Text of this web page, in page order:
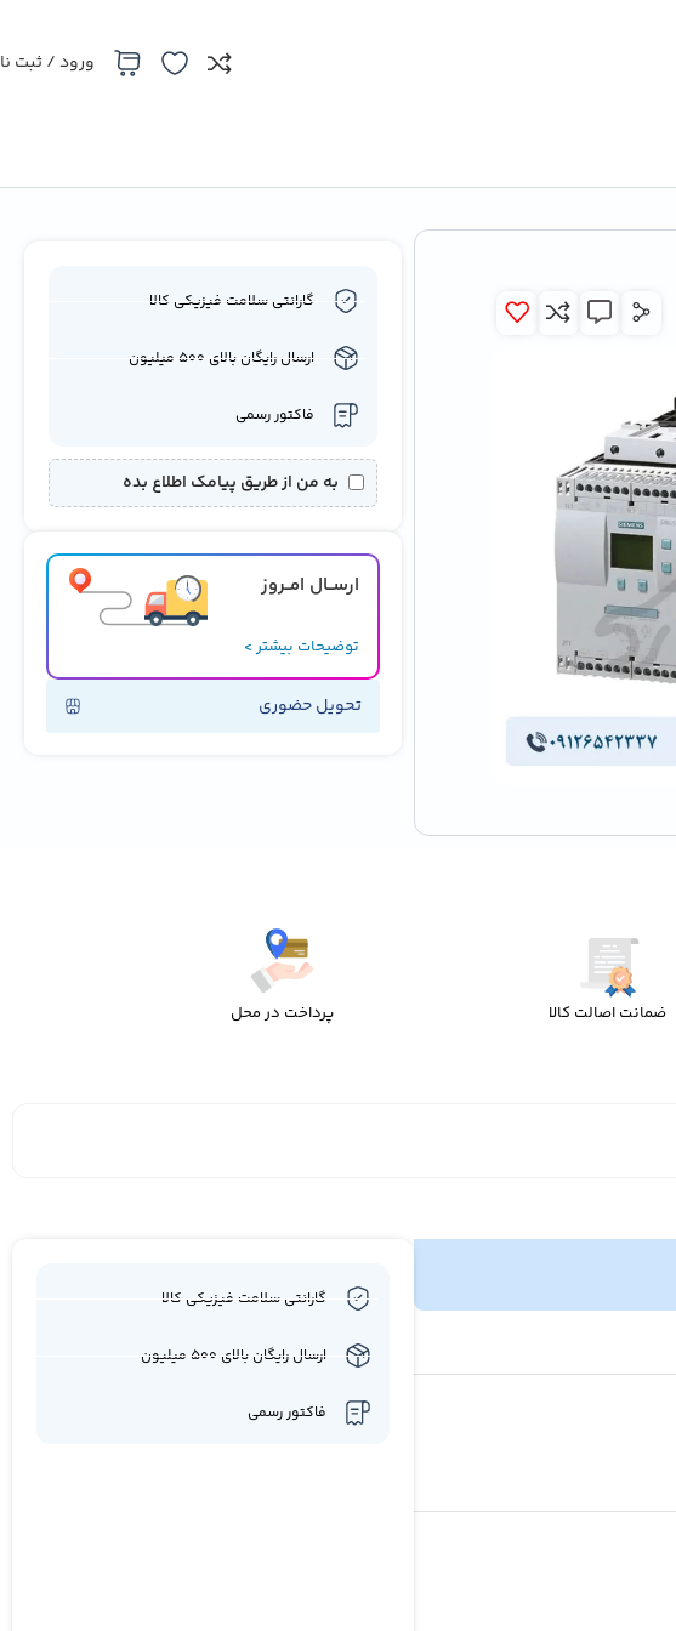
ورود / ثبت
گارانتی سلامت فیزیکی کالا
ارسال رایگان بالای 500 میلیون
فاکتور رسمی
به من از طریق پیامک اطلاع بده
ارســال امــروز
توضیحات بیشتر >
تحویل حضوری
ضمانت اصالت کالا پرداخت در محل
گارانتی سلامت فیزیکی کالا
ارسال رایگان بالای 500 میلیون
فاکتور رسمی